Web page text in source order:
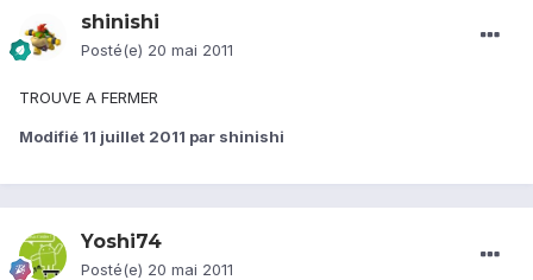
shinishi
Posté(e) 20 mai 2011
TROUVE A FERMER
Modifié 11 juillet 2011 par shinishi
Yoshi74
Posté(e) 20 mai 2011